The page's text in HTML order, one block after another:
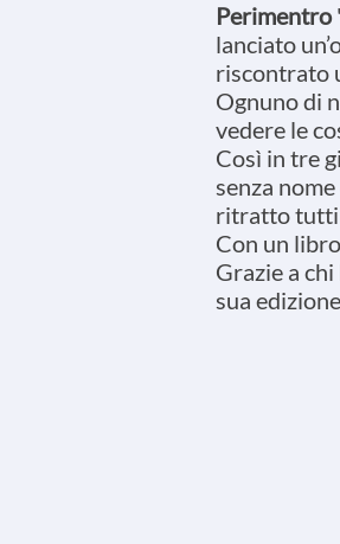
Perimentro
lanciato
riscontrato
Ognuno di
vedere le
Così in tre
senza
ritratto tutti
Con un
Grazie a
sua